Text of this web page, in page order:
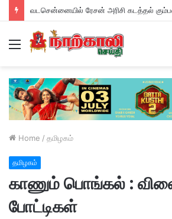
Menu
Home / தமிழகம்
தமிழகம்
காணும் பொங்கல் :
போட்டிகள்